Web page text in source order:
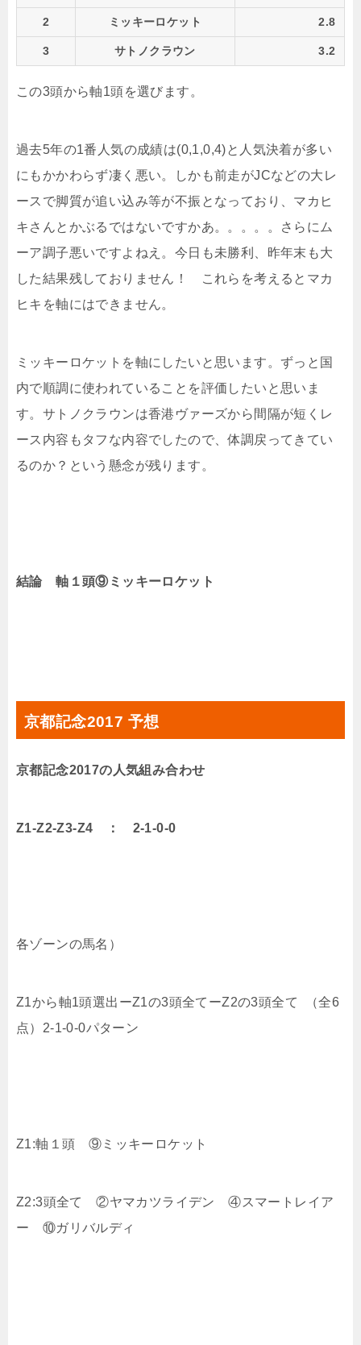
2 ミッキーロケット 2.8
3 サトノクラウン 3.2
この3頭から軸1頭を選びます。
過去5年の1番人気の成績は(0,1,0,4)と人気決着が多い
にもかかわらず凄く悪い。しかも前走がJCなどの大レ
ースで脚質が追い込み等が不振となっており、マカヒ
キさんとかぶるではないですかあ。。。。。さらにム
ーア調子悪いですよねえ。今日も未勝利、昨年末も大
した結果残しておりません！ これらを考えるとマカ
ヒキを軸にはできません。
ミッキーロケットを軸にしたいと思います。ずっと国
内で順調に使われていることを評価したいと思いま
す。サトノクラウンは香港ヴァーズから間隔が短くレ
ース内容もタフな内容でしたので、体調戻ってきてい
るのか？という懸念が残ります。
結論 軸１頭⑨ミッキーロケット
京都記念2017 予想
京都記念2017の人気組み合わせ
Z1-Z2-Z3-Z4 ： 2-1-0-0
各ゾーンの馬名）
Z1から軸1頭選出ーZ1の3頭全てーZ2の3頭全て （全6
点）2-1-0-0パターン
Z1:軸１頭 ⑨ミッキーロケット
Z2:3頭全て ②ヤマカツライデン ④スマートレイア
ー ⑩ガリバルディ